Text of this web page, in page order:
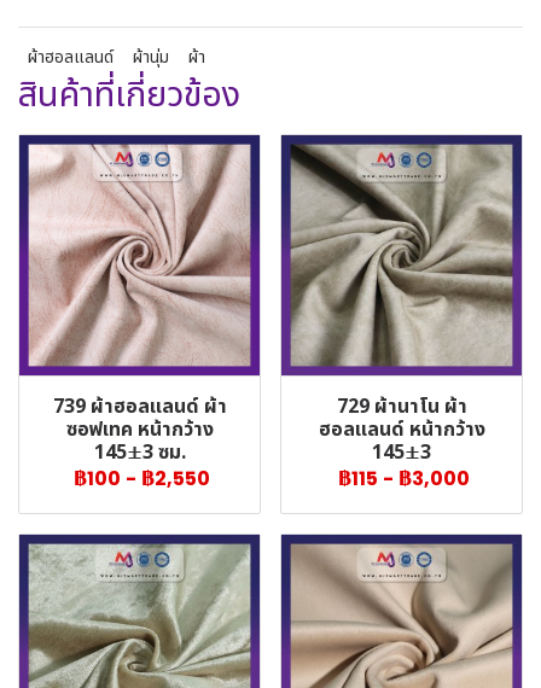
ผ้าฮอลแลนด์ ผ้านุ่ม ผ้า
สินค้าที่เกี่ยวข้อง
739 ผ้าฮอลแลนด์ ผ้า
ซอฟเทค หน้ากว้าง
145±3 ซม.
฿100 - ฿2,550
729 ผ้านาโน ผ้า
ฮอลแลนด์ หน้ากว้าง
145±3
฿115 - ฿3,000